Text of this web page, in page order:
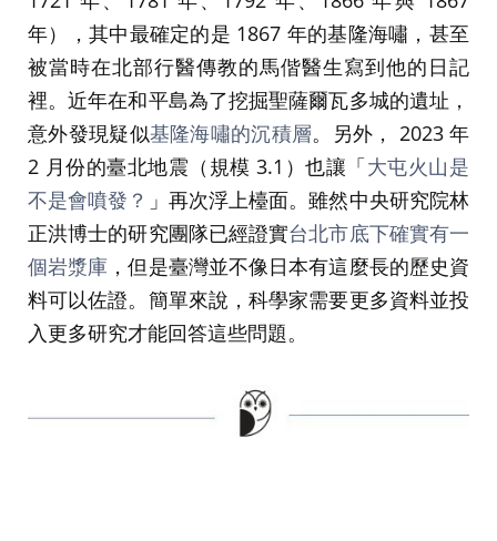
年），其中最確定的是 1867 年的基隆海嘯，甚至
被當時在北部行醫傳教的馬偕醫生寫到他的日記
裡。近年在和平島為了挖掘聖薩爾瓦多城的遺址，
意外發現疑似基隆海嘯的沉積層。另外， 2023 年
2 月份的臺北地震（規模 3.1）也讓「大屯火山是
不是會噴發？ 」再次浮上檯面。雖然中央研究院林
正洪博士的研究團隊已經證實台北市底下確實有一
個岩漿庫 ，但是臺灣並不像日本有這麼長的歷史資
料可以佐證。簡單來說，科學家需要更多資料並投
入更多研究才能回答這些問題。